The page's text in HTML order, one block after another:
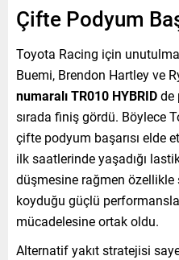
Çifte Podyum
Toyota Racing için
Buemi, Brendon Hartley ve
numaralı TR010 HYBRIDde
sırada finiş gördü. Böylece
çifte podyum başarısı elde
ilk saatlerinde yaşadığı
düşmesine rağmen
koyduğu güçlü
mücadelesine ortak oldu.
Alternatif yakıt stratejisi